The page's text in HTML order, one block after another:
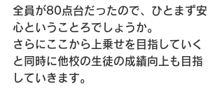
全員が80点台だったので、ひとまず安
心ということろでしょうか。
さらにここから上乗せを目指していく
と同時に他校の生徒の成績向上も目指
していきます。